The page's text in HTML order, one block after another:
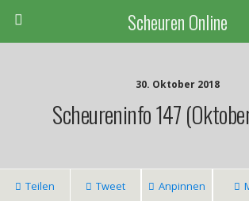
Scheuren Online
30. Oktober 2018
Scheureninfo 147
Teilen Tweet Anpinnen